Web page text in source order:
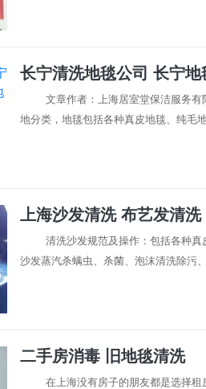
长宁清洗地毯公司 长宁
文章作者：上海居室堂保洁服务
地分类，地毯包括各种真皮地毯、纯毛
上海沙发清洗 布艺发清洗
清洗沙发规范及操作：包括各种
沙发蒸汽杀螨虫、杀菌、泡沫清洗除污
二手房消毒 旧地毯清洗
在上海没有房子的朋友都是选择